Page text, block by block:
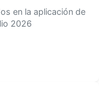
en la aplicación de
2026